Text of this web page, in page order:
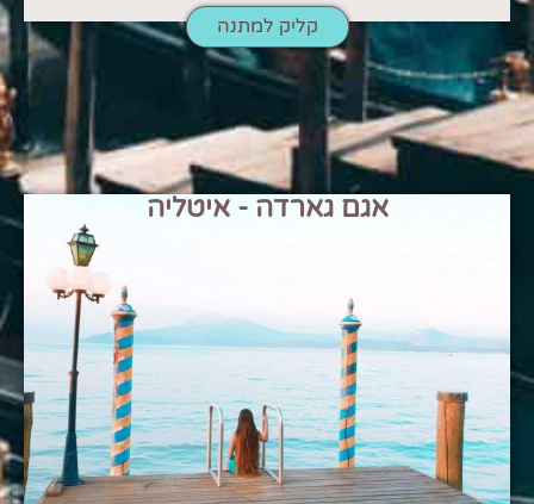
קליק למתנה
אגם גארדה - איטליה